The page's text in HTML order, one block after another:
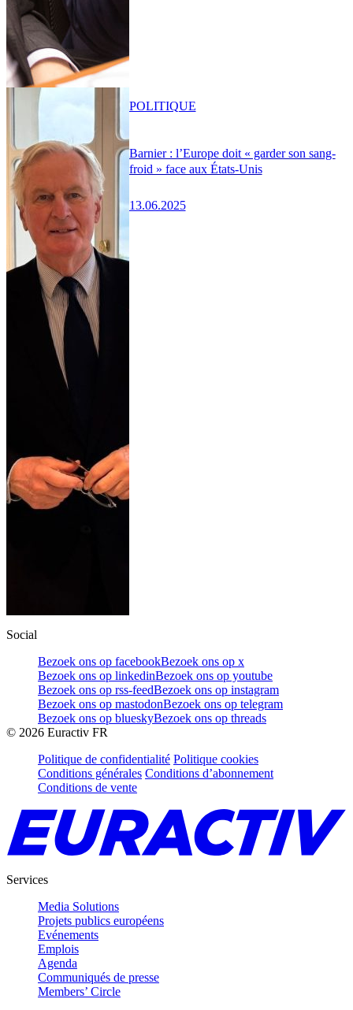
Barnier : l’Europe doit « garder son sang-
froid » face aux États-Unis
13.06.2025
POLITIQUE
Social
Bezoek ons op facebookBezoek ons op x
Bezoek ons op linkedinBezoek ons op youtube
Bezoek ons op rss-feedBezoek ons op instagram
Bezoek ons op mastodonBezoek ons op telegram
Bezoek ons op blueskyBezoek ons op threads
© 2026 Euractiv FR
Politique de confidentialité Politique cookies
Conditions générales Conditions d’abonnement
Conditions de vente
Services
Media Solutions
Projets publics européens
Evénements
Emplois
Agenda
Communiqués de presse
Members’ Circle